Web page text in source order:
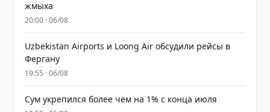
жмыха
20:00 · 06/08
Uzbekistan Airports и Loong Air обсудили рейсы в
Фергану
19:55 · 06/08
Сум укрепился более чем на 1% с конца июля